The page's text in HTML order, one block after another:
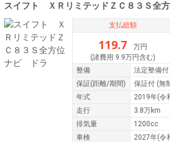
スイフト ＸＲリミテッドＺＣ８３Ｓ全
支払総額
119.7
万円
(諸費用 9.9万円含む)
整備
法定整備付
保証(距離/期間) 保証付 (無
年式
2019年(令
走行
3.8万km
排気量
1200cc
車検
2027年(令